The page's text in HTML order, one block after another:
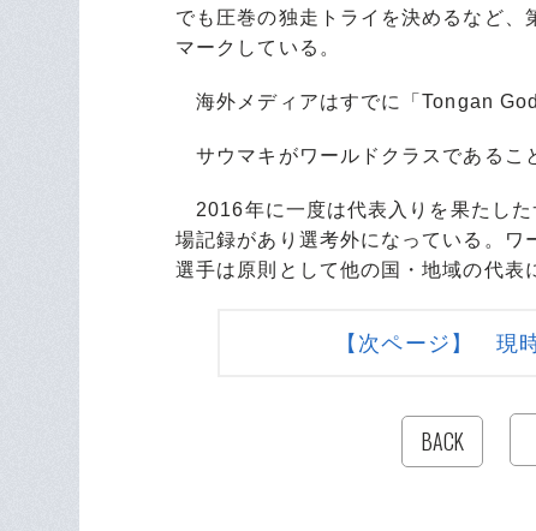
でも圧巻の独走トライを決めるなど
マークしている。
海外メディアはすでに「Tongan
サウマキがワールドクラスであるこ
2016年に一度は代表入りを果たした
場記録があり選考外になっている。ワ
選手は原則として他の国・地域の代表
【次ページ】 現
BACK